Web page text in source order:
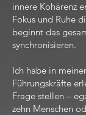
innere Kohärenz
Fokus und Ruhe
beginnt das
synchronisieren.
Ich habe in
Führungskräfte
Frage stellen –
zehn Menschen